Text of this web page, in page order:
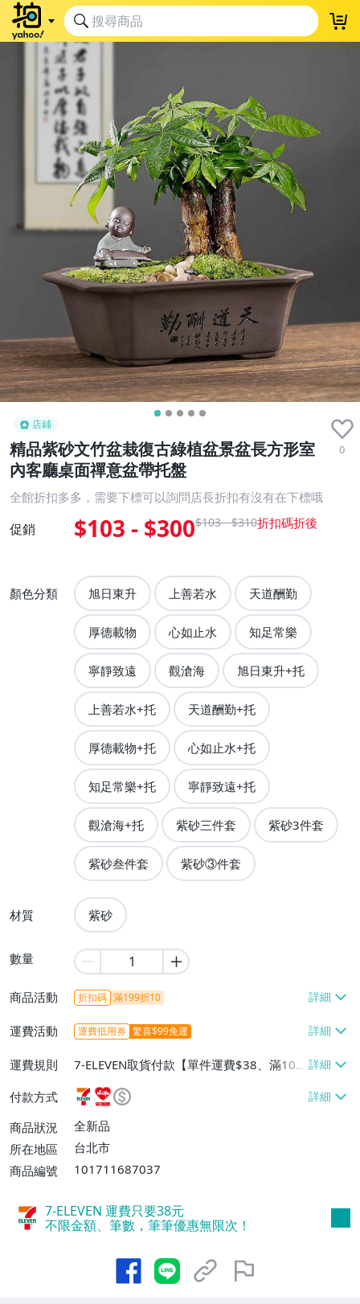
店鋪
精品紫砂文竹盆栽復古綠植盆景盆長方形室
內客廳桌面禪意盆帶托盤
0
全館折扣多多，需要下標可以詢問店長折扣有沒有在下標哦
促銷 $103 - $300$103 - $310
顏色分類 旭日東升 上善若水 天道酬勤
厚德載物 心如止水 知足常樂
寧靜致遠 觀滄海 旭日東升+托
上善若水+托 天道酬勤+托
厚德載物+托 心如止水+托
知足常樂+托 寧靜致遠+托
觀滄海+托 紫砂三件套 紫砂3件套
紫砂叁件套 紫砂③件套
材質 紫砂
數量
商品活動 折扣碼 滿199折10
運費活動 運費抵用券 驚喜$99免運
運費規則
7-ELEVEN取貨付款【單件運費$38、滿100
件或消費滿$599免運費】、萊爾富取貨付
款【單件運費$60、滿100件或消費滿$599
免運費】、宅配/貨運【單件運費$80、滿1
00件或消費滿$599免運費】
付款方式
商品狀況
全新品
所在地區
台北市
商品編號
101711687037
7-ELEVEN 運費只要38元
不限金額、筆數，筆筆優惠無限次！